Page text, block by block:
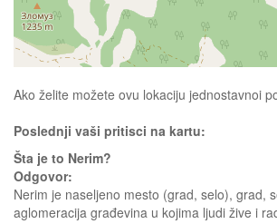
Ako želite možete ovu lokaciju jednostavnoi
Poslednji vaši pritisci na kartu:
Šta je to Nerim?
Odgovor:
Nerim je naseljeno mesto (grad, selo), grad,
aglomeracija građevina u kojima ljudi žive i